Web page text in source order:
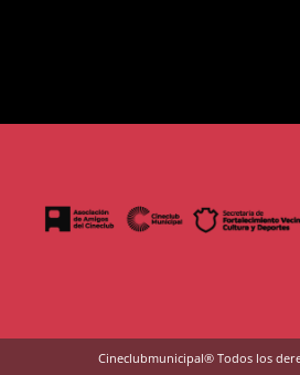
Cineclubmunicipal® Todos los